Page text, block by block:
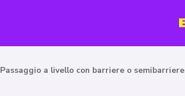
Passaggio a livello con barriere o semibarriere